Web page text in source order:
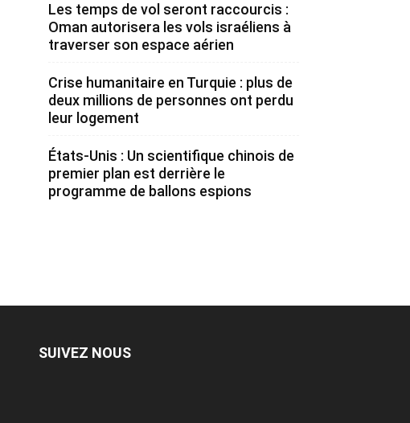
Les temps de vol seront raccourcis :
Oman autorisera les vols israéliens à
traverser son espace aérien
Crise humanitaire en Turquie : plus de
deux millions de personnes ont perdu
leur logement
États-Unis : Un scientifique chinois de
premier plan est derrière le
programme de ballons espions
SUIVEZ NOUS